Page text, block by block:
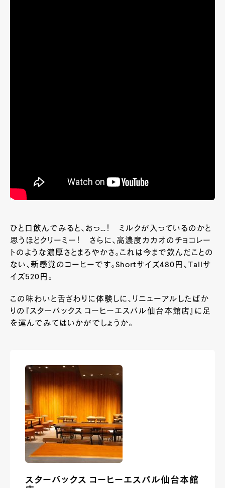
ひと口飲んでみると、おっ…！ ミルクが入っているのかと
思うほどクリーミー！ さらに、高濃度カカオのチョコレー
トのような濃厚さとまろやかさ。これは今まで飲んだことの
ない、新感覚のコーヒーです。Shortサイズ480円、Tallサ
イズ520円。
この味わいと舌ざわりに体験しに、リニューアルしたばか
りの『スターバックス コーヒーエスパル仙台本館店』に足
を運んでみてはいかがでしょうか。
スターバックス コーヒーエスパル仙台本館